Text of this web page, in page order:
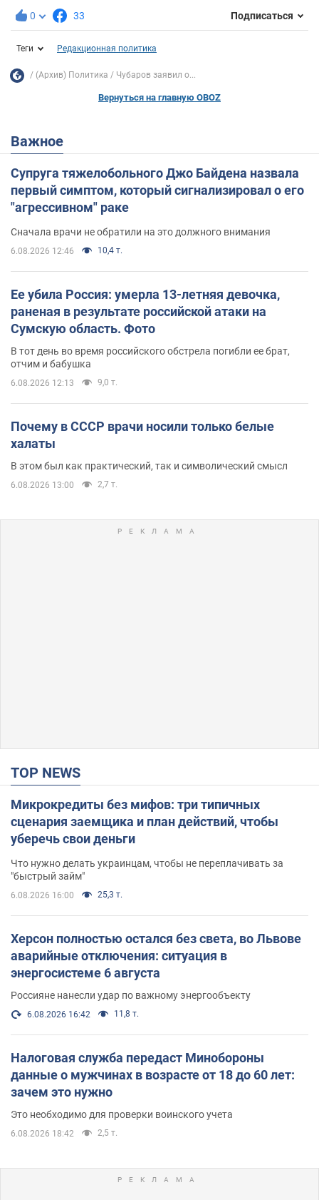
0 33 Подписаться
Теги Редакционная политика
(Архив) Политика Чубаров заявил о...
Вернуться на главную OBOZ
Важное
Супруга тяжелобольного Джо Байдена назвала
первый симптом, который сигнализировал о его
"агрессивном" раке
Сначала врачи не обратили на это должного внимания
6.08.2026 12:46 10,4 т.
Ее убила Россия: умерла 13-летняя девочка,
раненая в результате российской атаки на
Сумскую область. Фото
В тот день во время российского обстрела погибли ее брат,
отчим и бабушка
6.08.2026 12:13 9,0 т.
Почему в СССР врачи носили только белые
халаты
В этом был как практический, так и символический смысл
6.08.2026 13:00 2,7 т.
TOP NEWS
Микрокредиты без мифов: три типичных
сценария заемщика и план действий, чтобы
уберечь свои деньги
Что нужно делать украинцам, чтобы не переплачивать за
"быстрый займ"
6.08.2026 16:00 25,3 т.
Херсон полностью остался без света, во Львове
аварийные отключения: ситуация в
энергосистеме 6 августа
Россияне нанесли удар по важному энергообъекту
6.08.2026 16:42 11,8 т.
Налоговая служба передаст Минобороны
данные о мужчинах в возрасте от 18 до 60 лет:
зачем это нужно
Это необходимо для проверки воинского учета
6.08.2026 18:42 2,5 т.